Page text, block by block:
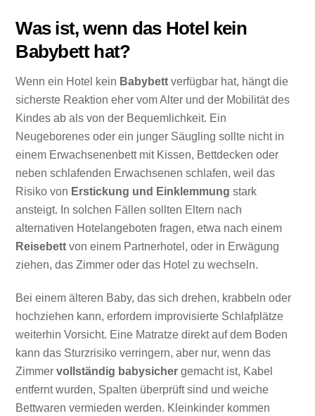
Was ist, wenn das Hotel kein
Babybett hat?
Wenn ein Hotel kein Babybett verfügbar hat, hängt die
sicherste Reaktion eher vom Alter und der Mobilität des
Kindes ab als von der Bequemlichkeit. Ein
Neugeborenes oder ein junger Säugling sollte nicht in
einem Erwachsenenbett mit Kissen, Bettdecken oder
neben schlafenden Erwachsenen schlafen, weil das
Risiko von Erstickung und Einklemmung stark
ansteigt. In solchen Fällen sollten Eltern nach
alternativen Hotelangeboten fragen, etwa nach einem
Reisebett von einem Partnerhotel, oder in Erwägung
ziehen, das Zimmer oder das Hotel zu wechseln.
Bei einem älteren Baby, das sich drehen, krabbeln oder
hochziehen kann, erfordern improvisierte Schlafplätze
weiterhin Vorsicht. Eine Matratze direkt auf dem Boden
kann das Sturzrisiko verringern, aber nur, wenn das
Zimmervollständig babysicher gemacht ist, Kabel
entfernt wurden, Spalten überprüft sind und weiche
Bettwaren vermieden werden. Kleinkinder kommen